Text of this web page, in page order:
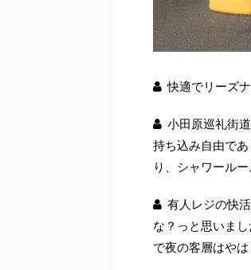
快適でリーズ
小田原巡礼街
持ち込み自由で
り、シャワール
有人レジの快
な？っと思いま
で夜の客層はや